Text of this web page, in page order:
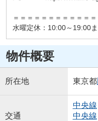
＝＝＝＝＝＝＝＝＝＝＝
水曜定休：10:00～19:00
物件概要
所在地 東京都
交通
中央線
中央線